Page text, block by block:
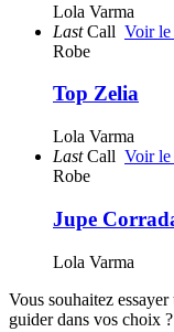
Lola Varma
LastCall Voir
Robe
Top Zelia
Lola Varma
LastCall Voir
Robe
Jupe
Lola Varma
Vous souhaitez
guider dans vos choix ?